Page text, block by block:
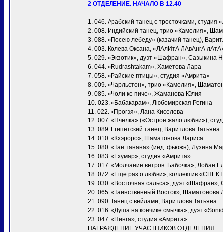
2 ОТДЕЛЕНИЕ. НАЧАЛО В 12.40
1. 046. Арабский танец с тросточками, студия
2. 008. Индийский танец, трио «Камелия»,
3. 088. «Посею лебеду» (казачий танец),
4. 003. Колева Оксана, «ЛАлИтА ЛАвАнгА
5. 029. «Экзотик», дуэт «Шафран», Сазыкина
6. 044. «Rudrashtakam», Хаметова Лара
7. 058. «Райские птицы», студия «Амрита»
8. 009. «Чарльстон», трио «Камелия»,
9. 085. «Чоли ке пиче», Жаманова Юлия
10. 023. «Бабакарам», Любомирская Регина
11. 022. «Прогэя», Лана Киселева
12. 007. «Пчелка» («Острое жало любви»),
13. 089. Египетский танец, Варитлова Татьяна
14. 010. «Кхэроро», Шаматонова Лариса
15. 080. «Тан танана» (инд. фьюжн), Лузина
16. 083. «Гхумар», студия «Амрита»
17. 017. «Молчание ветров. Бабочка», Лобан
18. 072. «Еще раз о любви», коллектив
19. 030. «Восточная сальса», дуэт
20. 065. «Таинственный Восток», Шаматонова
21. 090. Танец с вейлами, Варитлова Татьяна
22. 016. «Душа на кончике смычка», дуэт
23. 047. «Пинга», студия «Амрита»
НАГРАЖДЕНИЕ УЧАСТНИКОВ ОТДЕЛЕНИЯ